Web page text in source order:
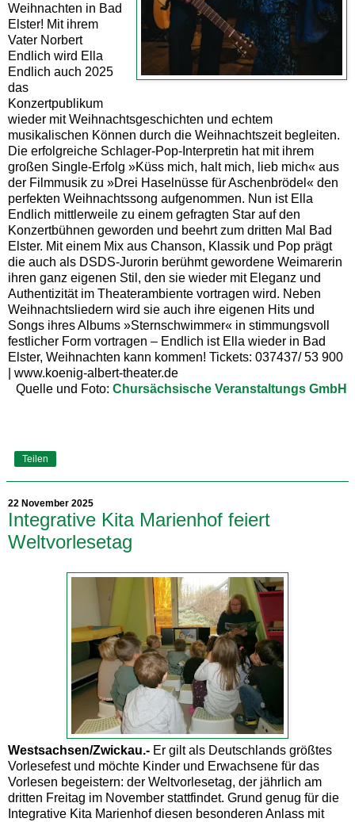
Weihnachten in Bad
Elster! Mit ihrem
Vater Norbert
Endlich wird Ella
Endlich auch 2025
das
Konzertpublikum
wieder mit Weihnachtsgeschichten und echtem
musikalischen Können durch die Weihnachtszeit begleiten.
Die erfolgreiche Schlager-Pop-Interpretin hat mit ihrem
großen Single-Erfolg »Küss mich, halt mich, lieb mich« aus
der Filmmusik zu »Drei Haselnüsse für Aschenbrödel« den
perfekten Weihnachtssong aufgenommen. Nun ist Ella
Endlich mittlerweile zu einem gefragten Star auf den
Konzertbühnen geworden und beehrt zum dritten Mal Bad
Elster. Mit einem Mix aus Chanson, Klassik und Pop prägt
die auch als DSDS-Jurorin berühmt gewordene Weimarerin
ihren ganz eigenen Stil, den sie wieder mit Eleganz und
Authentizität im Theaterambiente vortragen wird. Neben
Weihnachtsliedern wird sie auch ihre eigenen Hits und
Songs ihres Albums »Sternschwimmer« in stimmungsvoll
festlicher Form vortragen – Endlich ist Ella wieder in Bad
Elster, Weihnachten kann kommen! Tickets: 037437/ 53 900
| www.koenig-albert-theater.de
Quelle und Foto: Chursächsische Veranstaltungs GmbH
Teilen
22 November 2025
Integrative Kita Marienhof feiert
Weltvorlesetag
Westsachsen/Zwickau.- Er gilt als Deutschlands größtes
Vorlesefest und möchte Kinder und Erwachsene für das
Vorlesen begeistern: der Weltvorlesetag, der jährlich am
dritten Freitag im November stattfindet. Grund genug für die
Integrative Kita Marienhof diesen besonderen Anlass mit